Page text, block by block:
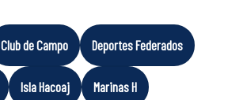
Club de Campo Deportes Federados
Isla Hacoaj Marinas H